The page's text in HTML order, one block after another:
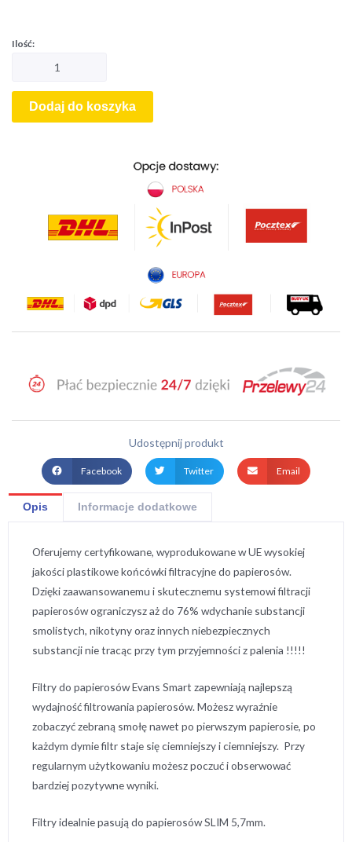
Dodaj do koszyka
Udostępnij produkt
Facebook Twitter Email
Opis Informacje dodatkowe
Oferujemy certyfikowane, wyprodukowane w UE wysokiej
jakości plastikowe końcówki filtracyjne do papierosów.
Dzięki zaawansowanemu i skutecznemu systemowi filtracji
papierosów ograniczysz aż do 76% wdychanie substancji
smolistych, nikotyny oraz innych niebezpiecznych
substancji nie tracąc przy tym przyjemności z palenia !!!!!
Filtry do papierosów Evans Smart zapewniają najlepszą
wydajność filtrowania papierosów. Możesz wyraźnie
zobaczyć zebraną smołę nawet po pierwszym papierosie, po
każdym dymie filtr staje się ciemniejszy i ciemniejszy. Przy
regularnym użytkowaniu możesz poczuć i obserwować
bardziej pozytywne wyniki.
Filtry idealnie pasują do papierosów SLIM 5,7mm.